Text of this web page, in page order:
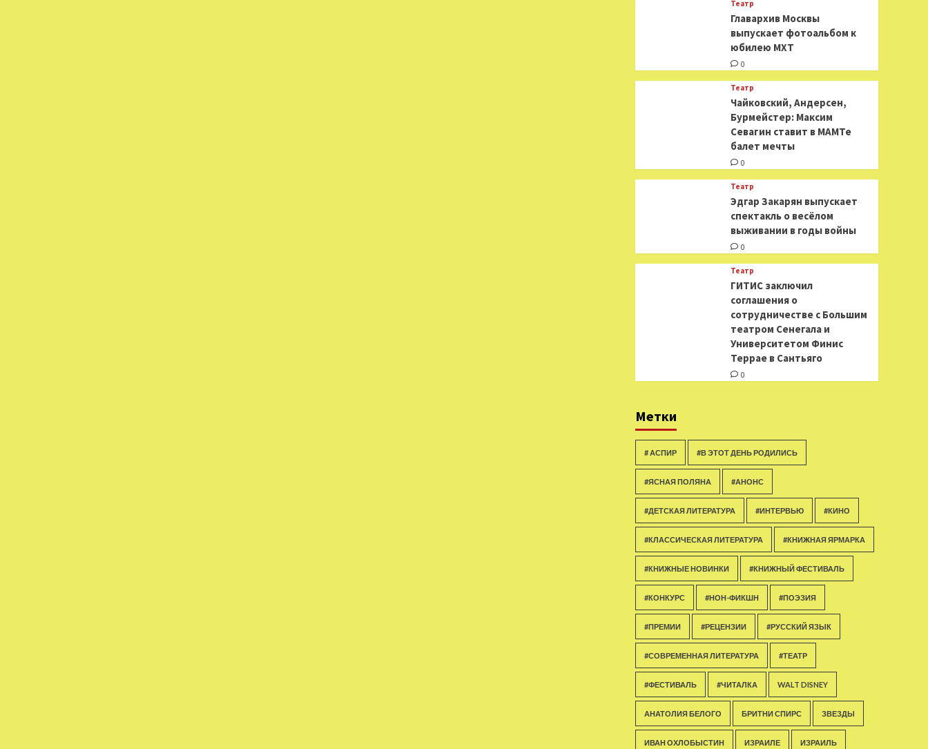
Театр
​​Главархив Москвы
выпускает фотоальбом к
юбилею МХТ
0
Театр
​​Чайковский, Андерсен,
Бурмейстер: Максим
Севагин ставит в МАМТе
балет мечты
0
Театр
Эдгар Закарян выпускает
спектакль о весёлом
выживании в годы войны
0
Театр
ГИТИС заключил
соглашения о
сотрудничестве с Большим
театром Сенегала и
Университетом Финис
Террае в Сантьяго
0
Метки
# АСПИР #В ЭТОТ ДЕНЬ РОДИЛИСЬ
#ЯСНАЯ ПОЛЯНА #АНОНС
#ДЕТСКАЯ ЛИТЕРАТУРА #ИНТЕРВЬЮ #КИНО
#КЛАССИЧЕСКАЯ ЛИТЕРАТУРА #КНИЖНАЯ ЯРМАРКА
#КНИЖНЫЕ НОВИНКИ #КНИЖНЫЙ ФЕСТИВАЛЬ
#КОНКУРС #НОН-ФИКШН #ПОЭЗИЯ
#ПРЕМИИ #РЕЦЕНЗИИ #РУССКИЙ ЯЗЫК
#СОВРЕМЕННАЯ ЛИТЕРАТУРА #ТЕАТР
#ФЕСТИВАЛЬ #ЧИТАЛКА WALT DISNEY
АНАТОЛИЯ БЕЛОГО БРИТНИ СПИРС ЗВЕЗДЫ
ИВАН ОХЛОБЫСТИН ИЗРАИЛЕ ИЗРАИЛЬ